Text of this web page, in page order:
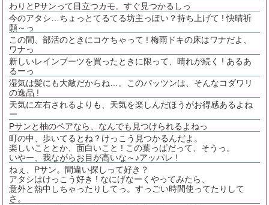
わりとPサンって目立つカモ。すぐ見つかるしっ
今のアタシ…ちょっとてるてる坊主っぽい？持ち上げて ! 快晴祈
願～っ
この間、部活のときにコケちゃって ! 梅雨ドキの床はワナだよ、
ワナっ
新しいレインブーツを買ったときに限って、晴れが続く ! あるあ
るーっ
湿気は髪にも大敵だからね…。このパッツンは、そんなコダワリ
の逸品 !
天気に左右されるよりも、天気を楽しんだほうがお得感あるよね
ー
Pサンと柚のペアなら、なんでも見つけられるよねっ
町の中、歩いてるとね？けっこう見つかるんだよ。
楽しいこととか、面白いこと ! この葉っぱだって、そうっ。
いやー、我ながらお目が高いな～♪アッパレ !
ねぇ、Pサン。間違い探しって好き？
アタシはけっこう好き ! なにげなーくやってみたら、
意外と熱中しちゃったりしてっ。すっごい時間使ってたりして
さ。